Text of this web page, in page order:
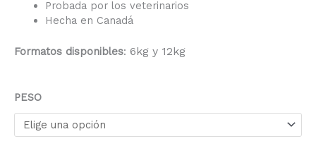
Probada por los veterinarios
Hecha en Canadá
Formatos disponibles: 6kg y 12kg
PESO